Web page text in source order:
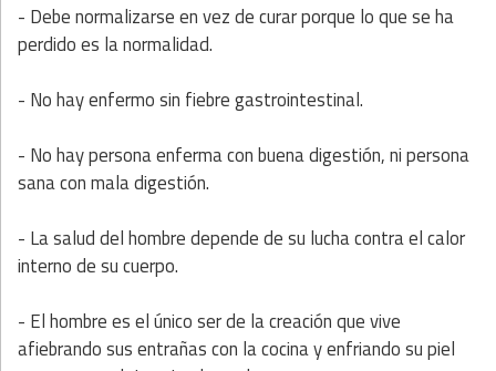
- Debe normalizarse en vez de curar porque lo que se ha
perdido es la normalidad.
- No hay enfermo sin fiebre gastrointestinal.
- No hay persona enferma con buena digestión, ni persona
sana con mala digestión.
- La salud del hombre depende de su lucha contra el calor
interno de su cuerpo.
- El hombre es el único ser de la creación que vive
afiebrando sus entrañas con la cocina y enfriando su piel